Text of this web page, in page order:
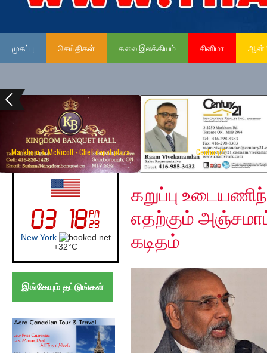
முகப்பு செய்திகள் கலை இலக்கியம் சினிமா
Markham & McNicoll - Chef depot plaza Century21
UK (London)
London
+27°C
இங்கேயும் தட்டுங்கள்
Saturday, August 1,
கறுப்பு
எதற்கும்
கடிதம்